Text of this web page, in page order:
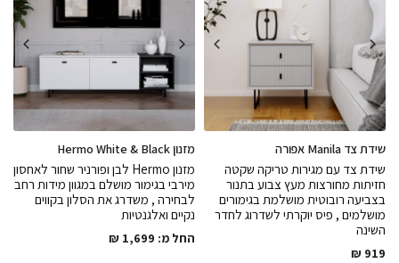
שידת צד Manila אפורה
שידת צד עם מגירות טריקה שקטה
חזיתות מחורצות מעץ צבוע בתנור
בצביעה רובוטית מושלמת בגימורים
מושלמים , פיס יוקרתי לשדרוג לחדר
השינה
₪ 919
מזנון Hermo White & Black
מזנון Hermo לבן ופורניר שחור לאחסון
מירבי בגימור מושלם במגוון מידות רחב
לבחירה , משדרג את הסלון בקווים
נקיים ואלגנטיות
החל מ: ₪ 1,699